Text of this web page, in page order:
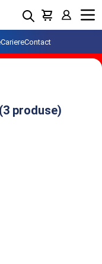
CariereContact
Menu
produse)